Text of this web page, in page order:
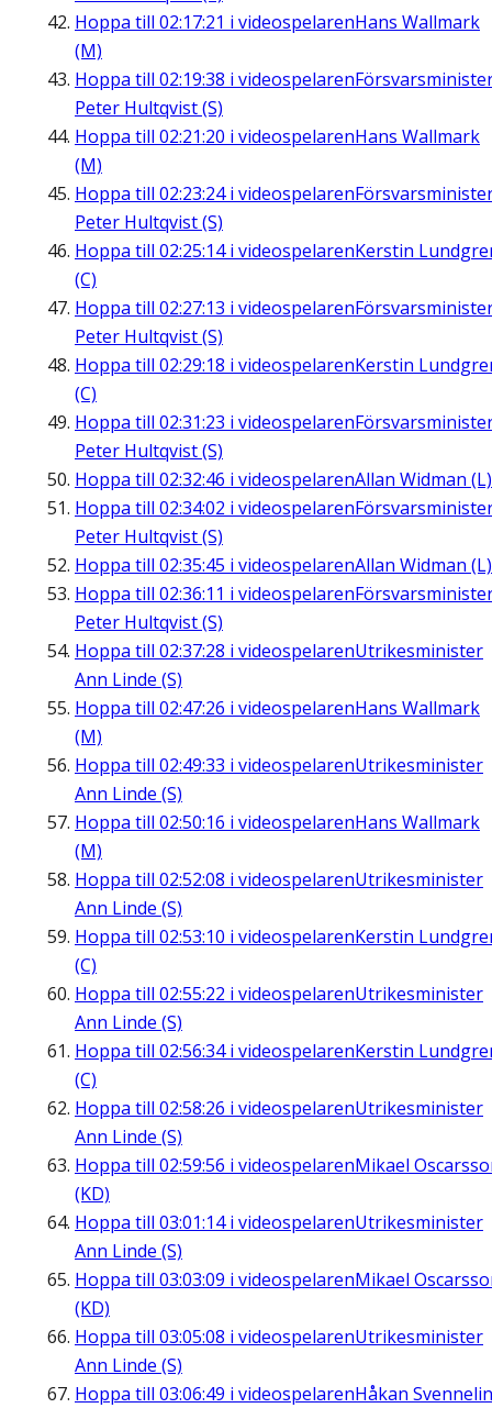
Hoppa till 02:17:21 i videospelarenHans Wallmark
(M)
Hoppa till 02:19:38 i videospelaren
Peter Hultqvist (S)
Hoppa till 02:21:20 i videospelarenHans Wallmark
(M)
Hoppa till 02:23:24i videospelaren
Peter Hultqvist (S)
Hoppa till 02:25:14i videospelarenKerstin
(C)
Hoppa till 02:27:13 i videospelaren
Peter Hultqvist (S)
Hoppa till 02:29:18 i videospelarenKerstin
(C)
Hoppa till 02:31:23 i videospelaren
Peter Hultqvist (S)
Hoppa till 02:32:46 i videospelarenAllan Widman (L)
Hoppa till 02:34:02 i videospelaren
Peter Hultqvist (S)
Hoppa till 02:35:45 i videospelarenAllan Widman (L)
Hoppa till 02:36:11 i videospelaren
Peter Hultqvist (S)
Hoppa till 02:37:28 i videospelarenUtrikesminister
Ann Linde (S)
Hoppa till 02:47:26 i videospelarenHans Wallmark
(M)
Hoppa till 02:49:33 i videospelarenUtrikesminister
Ann Linde (S)
Hoppa till 02:50:16 i videospelarenHans Wallmark
(M)
Hoppa till 02:52:08 i videospelarenUtrikesminister
Ann Linde (S)
Hoppa till 02:53:10 i videospelarenKerstin
(C)
Hoppa till 02:55:22 i videospelarenUtrikesminister
Ann Linde (S)
Hoppa till 02:56:34i videospelarenKerstin
(C)
Hoppa till 02:58:26 i videospelarenUtrikesminister
Ann Linde (S)
Hoppa till 02:59:56 i videospelarenMikael
(KD)
Hoppa till 03:01:14i videospelarenUtrikesminister
Ann Linde (S)
Hoppa till 03:03:09 i videospelarenMikael
(KD)
Hoppa till 03:05:08 i videospelarenUtrikesminister
Ann Linde (S)
Hoppa till 03:06:49 i videospelarenHåkan